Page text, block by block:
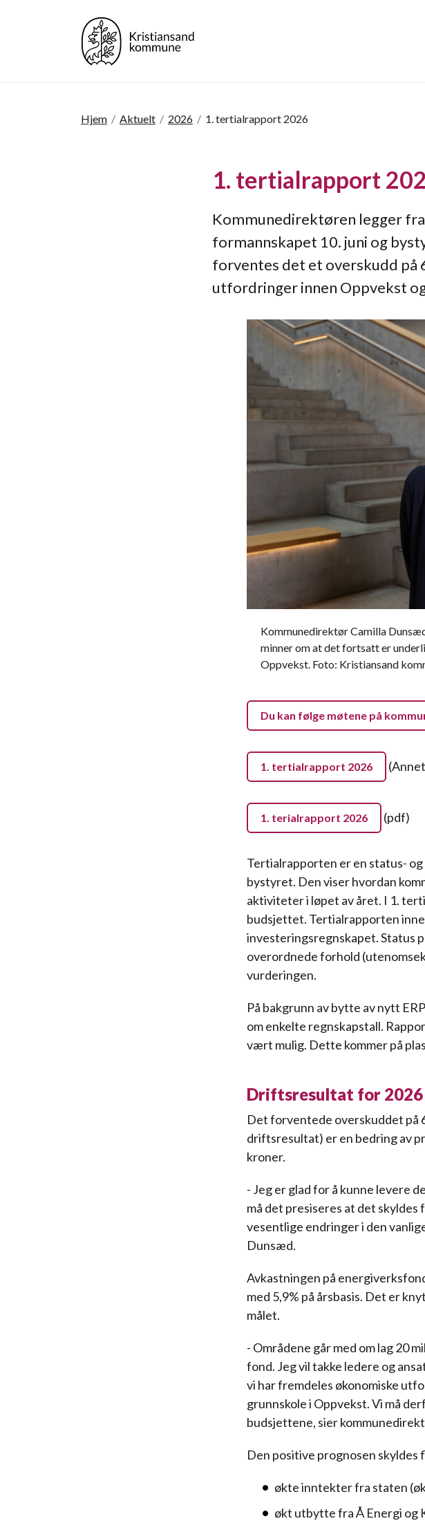
Hjem / Aktuelt / 2026 / 1. tertialrapport 2026
1. tertialrapport
Kommunedirektøren legger
formannskapet 10. juni og
forventes det et overskudd
utfordringer innen Oppvekst
Kommunedirektør Camilla
minner om at det fortsatt er
Oppvekst. Foto: Kristiansand
Du kan følge møtene på
1. tertialrapport 2026
1. terialrapport 2026 (pdf)
Tertialrapporten er en status-
bystyret. Den viser hvordan
aktiviteter i løpet av året. I 1.
budsjettet. Tertialrapporten
investeringsregnskapet. Status
overordnede forhold
vurderingen.
På bakgrunn av bytte av nytt
om enkelte regnskapstall.
vært mulig. Dette kommer på
Driftsresultat for 2026
Det forventede overskuddet på
driftsresultat) er en bedring av
kroner.
- Jeg er glad for å kunne levere
må det presiseres at det
vesentlige endringer i den
Dunsæd.
Avkastningen på
med 5,9% på årsbasis. Det er
målet.
- Områdene går med om lag 20
fond. Jeg vil takke ledere og
vi har fremdeles økonomiske
grunnskole i Oppvekst. Vi må
budsjettene, sier
Den positive prognosen
økte inntekter fra staten
økt utbytte fra Å Energi og